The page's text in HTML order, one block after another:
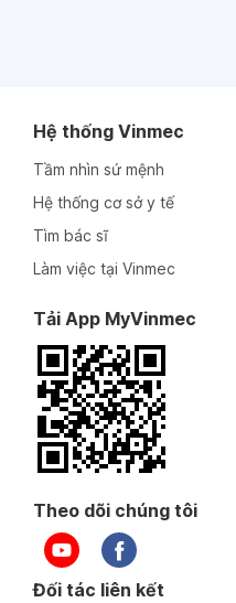
Hệ thống Vinmec
Tầm nhìn sứ mệnh
Hệ thống cơ sở y tế
Tìm bác sĩ
Làm việc tại Vinmec
Tải App MyVinmec
Theo dõi chúng tôi
Đối tác liên kết